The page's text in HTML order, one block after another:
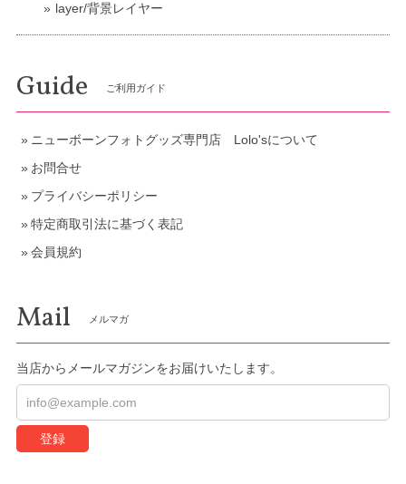
layer/背景レイヤー
Guide ご利用ガイド
ニューボーンフォトグッズ専門店 Lolo'sについて
お問合せ
プライバシーポリシー
特定商取引法に基づく表記
会員規約
Mail メルマガ
当店からメールマガジンをお届けいたします。
登録